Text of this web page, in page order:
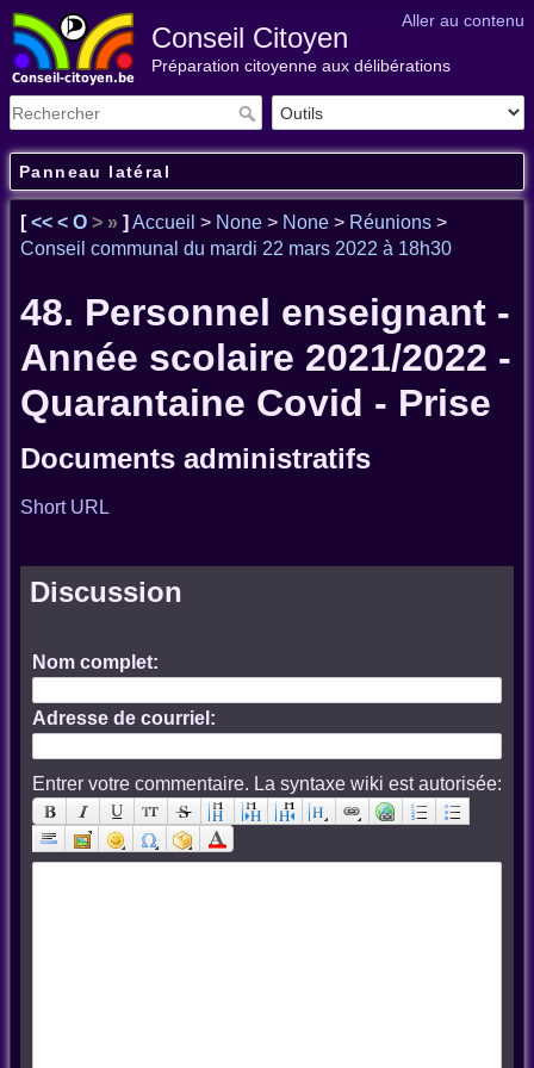
Aller au contenu
Conseil Citoyen
Préparation citoyenne aux délibérations
Panneau latéral
[<< < O > » ] Accueil > None > None > Réunions >
Conseil communal du mardi 22 mars 2022 à 18h30
48. Personnel enseignant -
Année scolaire 2021/2022 -
Quarantaine Covid - Prise
Documents administratifs
Short URL
Discussion
Nom complet:
Adresse de courriel:
Entrer votre commentaire. La syntaxe wiki est autorisée: